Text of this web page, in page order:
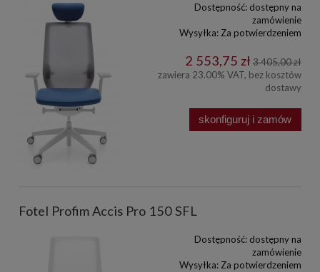
Dostępność: dostępny na
zamówienie
Wysyłka: Za potwierdzeniem
2 553,75 zł 3 405,00 zł
zawiera 23.00% VAT, bez kosztów
dostawy
skonfiguruj i zamów
Fotel Profim Accis Pro 150 SFL
Dostępność: dostępny na
zamówienie
Wysyłka: Za potwierdzeniem